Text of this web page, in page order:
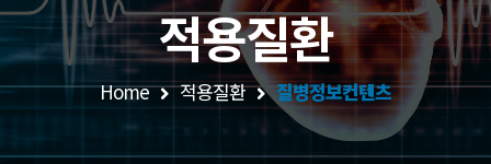
적용질환
Home 적용질환 질병정보컨텐츠